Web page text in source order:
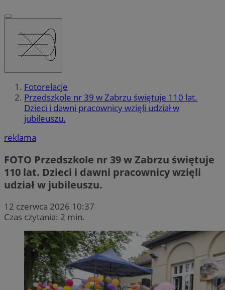
Fotorelacje
Przedszkole nr 39 w Zabrzu świętuje 110 lat.
Dzieci i dawni pracownicy wzięli udział w
jubileuszu.
reklama
FOTO Przedszkole nr 39 w Zabrzu świętuje
110 lat. Dzieci i dawni pracownicy wzięli
udział w jubileuszu.
12 czerwca 2026 10:37
Czas czytania: 2 min.